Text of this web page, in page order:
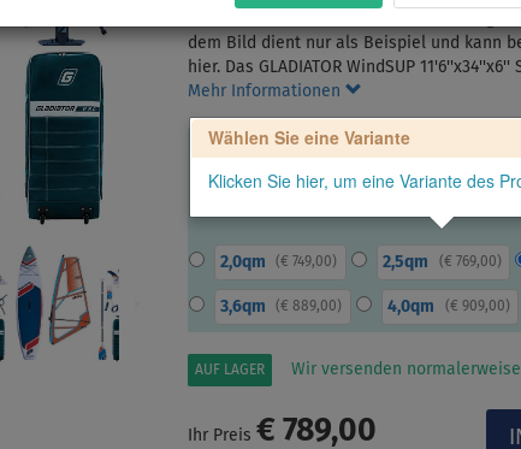
Das GLADIATOR WindSUP 11'6'' + STX
dem Bild dient nur als Beispiel und kann
hier. Das GLADIATOR WindSUP
Mehr Informationen
Wählen Sie eine Variante
Klicken Sie hier, um eine Variante des
2,0qm (€ 749,00) 2,5qm (€ 769,00)
3,6qm (€ 889,00) 4,0qm (€ 909,00)
AUF LAGER Wir versenden
Ihr Preis € 789,00